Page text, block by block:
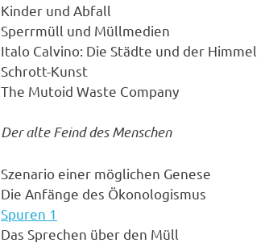
Kinder und Abfall
Sperrmüll und Müllmedien
Italo Calvino: Die Städte und der Himmel
Schrott-Kunst
The Mutoid Waste Company
Der alte Feind des Menschen
Szenario einer möglichen Genese
Die Anfänge des Ökonologismus
Spuren 1
Das Sprechen über den Müll